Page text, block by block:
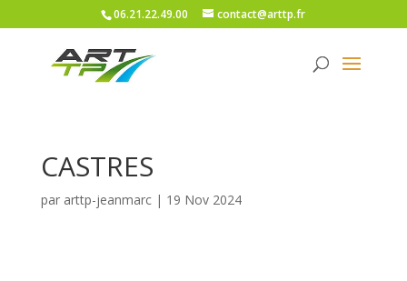
06.21.22.49.00 contact@arttp.fr
CASTRES
par arttp-jeanmarc| 19 Nov 2024